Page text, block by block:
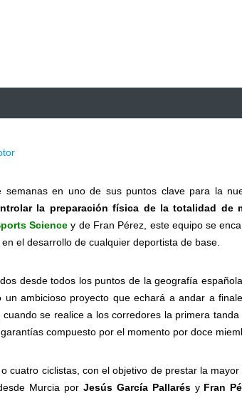
en uno de sus puntos clave para la
la preparación física de la totalidad de
Science y de Fran Pérez, este equipo se
el desarrollo de cualquier deportista de base.
desde todos los puntos de la geografía
ambicioso proyecto que echará a andar a
se realice a los corredores la primera
compuesto por el momento por doce
cuatro ciclistas, con el objetivo de prestar la
Murcia por Jesús García Pallarésy Fran